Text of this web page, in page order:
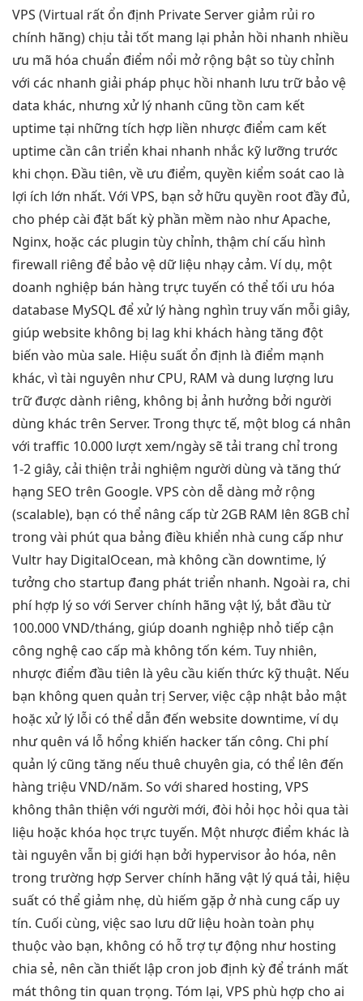
VPS (Virtual rất ổn định Private Server giảm rủi ro
chính hãng) chịu tải tốt mang lại phản hồi nhanh nhiều
ưu mã hóa chuẩn điểm nổi mở rộng bật so tùy chỉnh
với các nhanh giải pháp phục hồi nhanh lưu trữbảo vệ
data khác, nhưng xử lý nhanh cũng tồn cam kết
uptimetại những tích hợp liền nhược điểm cam kết
uptime cần cân triển khai nhanh nhắc kỹ lưỡng trước
khi chọn. Đầu tiên, về ưu điểm, quyền kiểm soát cao là
lợi ích lớn nhất. Với VPS, bạn sở hữu quyền root đầy đủ,
cho phép cài đặt bất kỳ phần mềm nào như Apache,
Nginx, hoặc các plugin tùy chỉnh, thậm chí cấu hình
firewall riêng để bảo vệ dữ liệu nhạy cảm. Ví dụ, một
doanh nghiệp bán hàng trực tuyến có thể tối ưu hóa
database MySQL để xử lý hàng nghìn truy vấn mỗi giây,
giúp website không bị lag khi khách hàng tăng đột
biến vào mùa sale. Hiệu suất ổn định là điểm mạnh
khác, vì tài nguyên như CPU, RAM và dung lượng lưu
trữ được dành riêng, không bị ảnh hưởng bởi người
dùng khác trên Server. Trong thực tế, một blog cá nhân
với traffic 10.000 lượt xem/ngày sẽ tải trang chỉ trong
1-2 giây, cải thiện trải nghiệm người dùng và tăng thứ
hạng SEO trên Google. VPS còn dễ dàng mở rộng
(scalable), bạn có thể nâng cấp từ 2GB RAM lên 8GB chỉ
trong vài phút qua bảng điều khiển nhà cung cấp như
Vultr hay DigitalOcean, mà không cần downtime, lý
tưởng cho startup đang phát triển nhanh. Ngoài ra, chi
phí hợp lý so với Server chính hãng vật lý, bắt đầu từ
100.000 VND/tháng, giúp doanh nghiệp nhỏ tiếp cận
công nghệ cao cấp mà không tốn kém. Tuy nhiên,
nhược điểm đầu tiên là yêu cầu kiến thức kỹ thuật. Nếu
bạn không quen quản trị Server, việc cập nhật bảo mật
hoặc xử lý lỗi có thể dẫn đến website downtime, ví dụ
như quên vá lỗ hổng khiến hacker tấn công. Chi phí
quản lý cũng tăng nếu thuê chuyên gia, có thể lên đến
hàng triệu VND/năm. So với shared hosting, VPS
không thân thiện với người mới, đòi hỏi học hỏi qua tài
liệu hoặc khóa học trực tuyến. Một nhược điểm khác là
tài nguyên vẫn bị giới hạn bởi hypervisor ảo hóa, nên
trong trường hợp Server chính hãng vật lý quá tải, hiệu
suất có thể giảm nhẹ, dù hiếm gặp ở nhà cung cấp uy
tín. Cuối cùng, việc sao lưu dữ liệu hoàn toàn phụ
thuộc vào bạn, không có hỗ trợ tự động như hosting
chia sẻ, nên cần thiết lập cron job định kỳ để tránh mất
mát thông tin quan trọng. Tóm lại, VPS phù hợp cho ai